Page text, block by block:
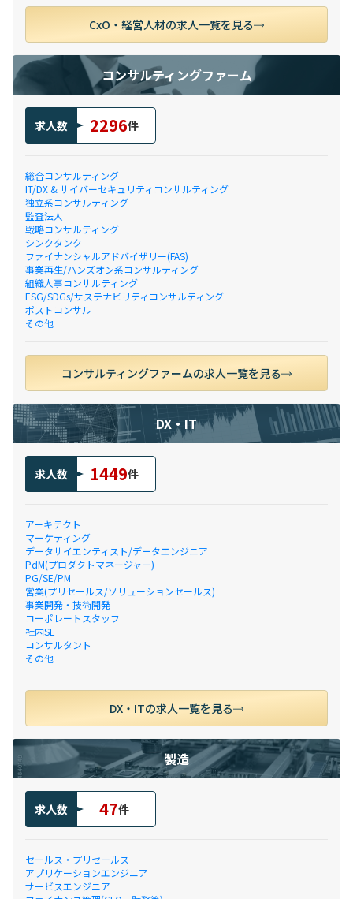
CxO・経営人材の求人一覧を見る
コンサルティングファーム
求人数 2296件
総合コンサルティング
IT/DX & サイバーセキュリティコンサルティング
独立系コンサルティング
監査法人
戦略コンサルティング
シンクタンク
ファイナンシャルアドバイザリー(FAS)
事業再生/ハンズオン系コンサルティング
組織人事コンサルティング
ESG/SDGs/サステナビリティコンサルティング
ポストコンサル
その他
コンサルティングファームの求人一覧を見る
DX・IT
求人数 1449件
アーキテクト
マーケティング
データサイエンティスト/データエンジニア
PdM(プロダクトマネージャー)
PG/SE/PM
営業(プリセールス/ソリューションセールス)
事業開発・技術開発
コーポレートスタッフ
社内SE
コンサルタント
その他
DX・ITの求人一覧を見る
製造
求人数 47件
セールス・プリセールス
アプリケーションエンジニア
サービスエンジニア